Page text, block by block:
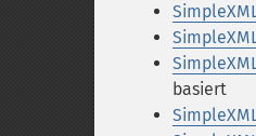
basiert